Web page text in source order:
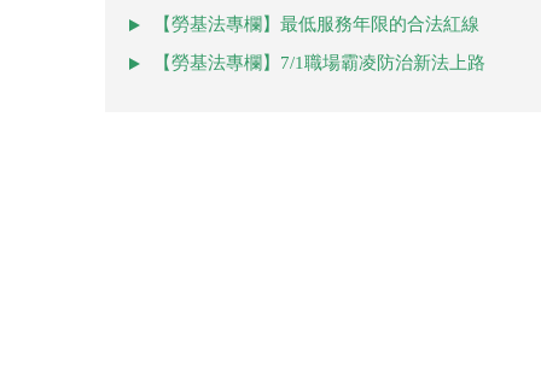
【勞基法專欄】最低服務年限的合法紅線
【勞基法專欄】7/1職場霸凌防治新法上路